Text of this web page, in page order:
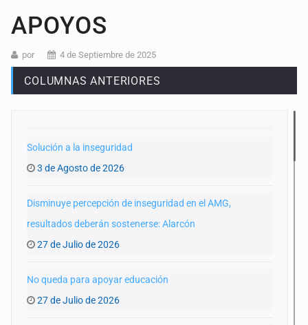
APOYOS
por 4 de Septiembre de 2025
COLUMNAS ANTERIORES
Solución a la inseguridad
3 de Agosto de 2026
Disminuye percepción de inseguridad en el AMG,
resultados deberán sostenerse: Alarcón
27 de Julio de 2026
No queda para apoyar educación
27 de Julio de 2026